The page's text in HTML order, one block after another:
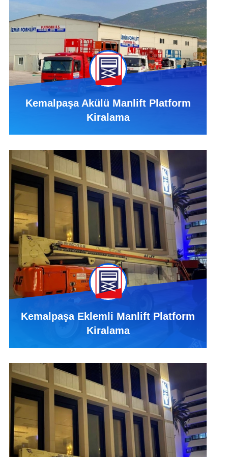
Kemalpaşa Akülü Manlift Platform
Kiralama
Kemalpaşa Eklemli Manlift Platform
Kiralama